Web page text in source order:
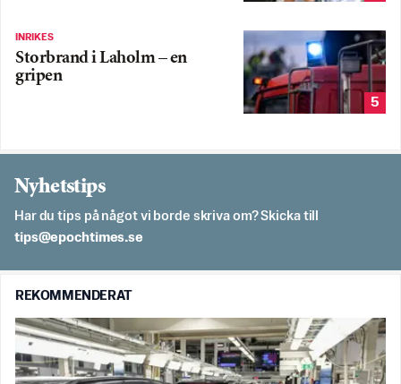
INRIKES
Storbrand i Laholm – en
gripen
5
Nyhetstips
Har du tips på något vi borde skriva om? Skicka till
es.semithcope@spit
REKOMMENDERAT